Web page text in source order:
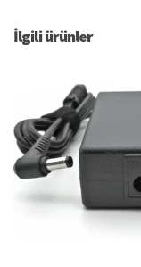
İlgili ürünler